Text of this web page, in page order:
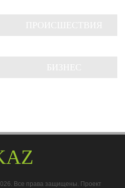
Все права защищены. Проект